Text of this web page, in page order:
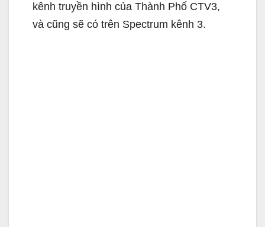
kênh truyền hình của Thành Phố CTV3,
và cũng sẽ có trên Spectrum kênh 3.